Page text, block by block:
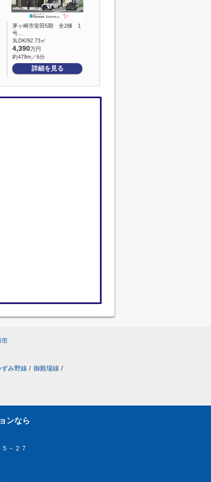
茅ヶ崎市室田5期 全2棟 1
号…
3LDK/92.73㎡
4,390万円
約479m／6分
詳細を見る
市
み野線 / 御殿場線 /
ンなら
－２７